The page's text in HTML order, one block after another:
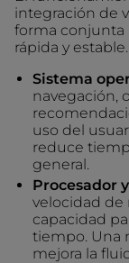
integración de
forma conjunta
rápida y estable.
Sistema
navegación,
uso del
reduce
general.
Procesador
velocidad de
capacidad
tiempo. Una
mejora la